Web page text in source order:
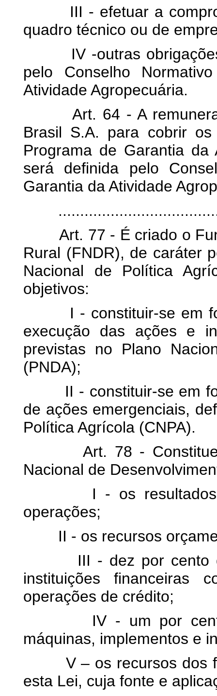
III - efetuar a
quadro técnico ou de
IV -outras obrigações
pelo Conselho
Atividade Agropecuária.
Art. 64 - A
Brasil S.A. para cobrir
Programa de Garantia da
será definida pelo
Garantia da Atividade
Art. 77 - É criado o
Rural (FNDR), de caráter
Nacional de Política
objetivos:
I - constituir-se em
execução das ações e
previstas no Plano
(PNDA);
II - constituir-se em
de ações emergenciais,
Política Agrícola (CNPA).
Art. 78 - Constituem
Nacional de
I - os resultados
operações;
II - os recursos
III - dez por cento da
instituições
operações de crédito;
IV - um por cento
máquinas, implementos e
V – os recursos dos
esta Lei, cuja fonte e